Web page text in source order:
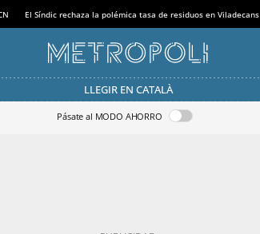
El Síndic rechaza la polémica tasa de residuos en Viladecans
LLEGIR EN CATALÀ
Pásate al MODO AHORRO